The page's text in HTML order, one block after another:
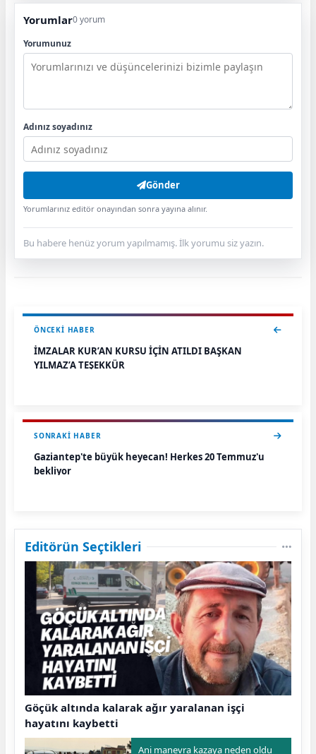
Yorumlar0 yorum
Yorumunuz
Adınız soyadınız
Gönder
Yorumlarınız editör onayından sonra yayına alınır.
Bu habere henüz yorum yapılmamış. İlk yorumu siz yazın.
ÖNCEKI HABER
İMZALAR KUR’AN KURSU İÇİN ATILDI BAŞKAN
YILMAZ’A TEŞEKKÜR
SONRAKI HABER
Gaziantep'te büyük heyecan! Herkes 20 Temmuz'u
bekliyor
Editörün Seçtikleri
Göçük altında kalarak ağır yaralanan işçi
hayatını kaybetti
Ani manevra kazaya neden oldu